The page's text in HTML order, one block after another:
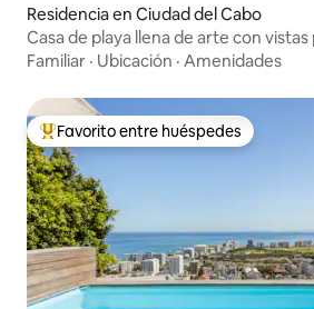
Residencia en Ciudad del Cabo
Casa de playa llena de arte con
Familiar · Ubicación · Amenidades
De los mejores en Favorito entre
Favorito entre huéspedes